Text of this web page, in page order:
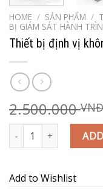
HOME / SẢN PHẨM /
BỊ GIÁM SÁT HÀNH
Thiết bị định vị
2.500.000VNĐ
Thiết bị định vị không
Add to Wishlist